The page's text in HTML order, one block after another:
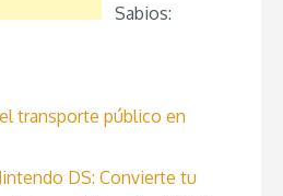
Sabios:
transporte público en
DS: Convierte tu